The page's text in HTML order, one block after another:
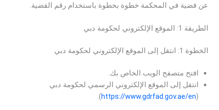
عن قضية في المحكمة خطوة بخطوة باستخدام رقم القضية.
الطريقة 1: الموقع الإلكتروني لحكومة دبي
الخطوة 1: انتقل إلى الموقع الإلكتروني لحكومة دبي
افتح متصفح الويب الخاص بك.
انتقل إلى الموقع الإلكتروني الرسمي لحكومة دبي
(
https://www.gdrfad.gov.ae/en
).